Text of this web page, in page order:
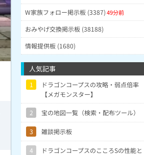
W家族フォロー掲示板 (3387)49分前
おみやげ交換掲示板 (38188)
情報提供板 (1680)
人気記事
1
ドラゴンコープスの攻略・弱点倍率
【メガモンスター】
2 宝の地図一覧（検索・配布ツール）
3 雑談掲示板
4
ドラゴンコープスのこころSの性能と